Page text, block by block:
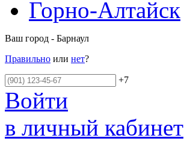
Горно-Алтайск
Ваш город - Барнаул
Правильно или нет?
+7
Войти
в личный кабинет